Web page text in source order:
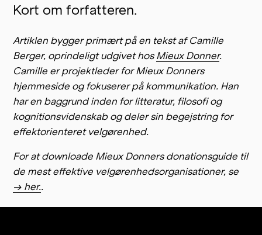
Kort om forfatteren.
Artiklen bygger primært på en tekst af Camille
Berger, oprindeligt udgivet hosMieux Donner.
Camille er projektleder for Mieux Donners
hjemmeside og fokuserer på kommunikation. Han
har en baggrund inden for litteratur, filosofi og
kognitionsvidenskab og deler sin begejstring for
effektorienteret velgørenhed.
For at downloade Mieux Donners donationsguide til
de mest effektive velgørenhedsorganisationer, se
→ her..